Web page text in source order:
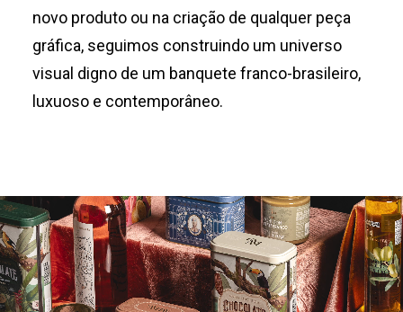
novo produto ou na criação de qualquer peça
gráfica, seguimos construindo um universo
visual digno de um banquete franco-brasileiro,
luxuoso e contemporâneo.